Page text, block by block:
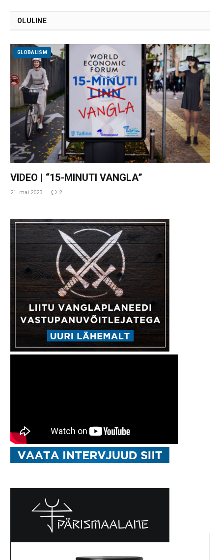
OLULINE
GLOBALISM
VIDEO | “15-MINUTI VANGLA”
21. mai 2023 2